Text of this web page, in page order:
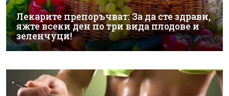
Лекарите препоръчват: За да сте здрави,
яжте всеки ден по три вида плодове и
зеленчуци!